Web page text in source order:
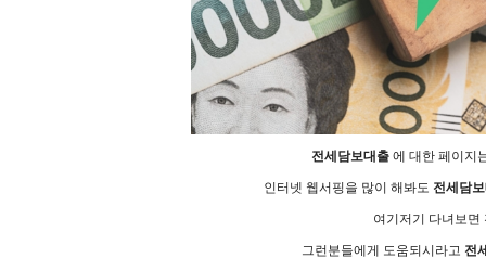
전세담보대출 에 대한 페이지
인터넷 웹서핑을 많이 해봐도 전세담
여기저기 다녀보면
그런분들에게 도움되시라고 전